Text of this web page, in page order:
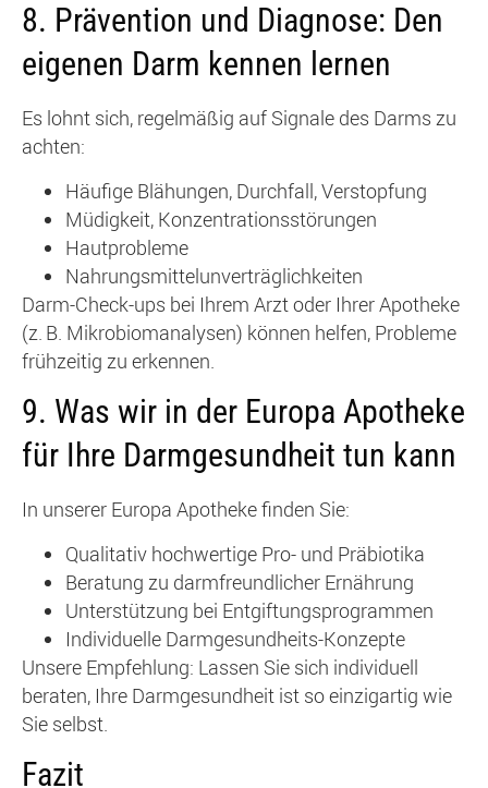
8. Prävention und Diagnose: Den
eigenen Darm kennen lernen
Es lohnt sich, regelmäßig auf Signale des Darms zu
achten:
Häufige Blähungen, Durchfall, Verstopfung
Müdigkeit, Konzentrationsstörungen
Hautprobleme
Nahrungsmittelunverträglichkeiten
Darm-Check-ups bei Ihrem Arzt oder Ihrer Apotheke
(z. B. Mikrobiomanalysen) können helfen, Probleme
frühzeitig zu erkennen.
9. Was wir in der Europa Apotheke
für Ihre Darmgesundheit tun kann
In unserer Europa Apotheke finden Sie:
Qualitativ hochwertige Pro- und Präbiotika
Beratung zu darmfreundlicher Ernährung
Unterstützung bei Entgiftungsprogrammen
Individuelle Darmgesundheits-Konzepte
Unsere Empfehlung: Lassen Sie sich individuell
beraten, Ihre Darmgesundheit ist so einzigartig wie
Sie selbst.
Fazit